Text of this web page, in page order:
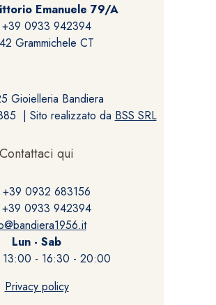
Emanuele 79/A
+39 0933 942394
Grammichele CT
Gioielleria Bandiera
| Sito realizzato da BSS SRL
Contattaci qui
+39 0932 683156
+39 0933 942394
Lun - Sab
- 16:30 - 20:00
Privacy policy